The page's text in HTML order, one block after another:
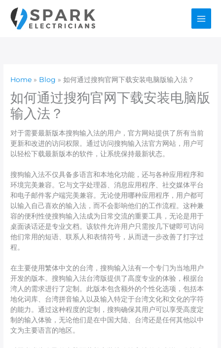
content
Home Blog 如何通过搜狗官网下载安装电脑版输入法？
如何通过搜狗官网下载安装电脑版
输入法？
对于需要最新版本搜狗输入法的用户，官方网站提供了所有当前
更新和改进的访问权限。通过访问搜狗输入法官方网站，用户可
以轻松下载最新版本的软件，让系统保持最新状态。
搜狗输入法不仅具备多语言和本地化功能，还与各种应用程序和
环境完美兼容。它与文字处理器、消息应用程序、社交媒体平台
和电子邮件客户端完美兼容。无论使用哪种应用程序，用户都可
以输入自己喜欢的输入法，而不会影响他们的工作流程。这种兼
容的便利性使搜狗输入法成为日常交流的重要工具，无论是用于
桌面谈话还是专业文档。该软件允许用户只需按几下键即可访问
他们常用的短语、联系人和表情符号，从而进一步改善了打字过
程。
在主要使用繁体中文的台湾，搜狗输入法有一个专门为当地用户
开发的版本。搜狗输入法台湾版提供了高度专业的体验，根据台
湾人的需求进行了定制。此版本包含额外的个性化选项，包括本
地化词库、台湾拼音输入以及输入特定于台湾文化和文化的字符
的能力。通过这种程度的定制，搜狗确保其用户可以享受高度定
制的输入体验，无论他们是在中国大陆、台湾还是任何其他以中
文为主要语言的地区。